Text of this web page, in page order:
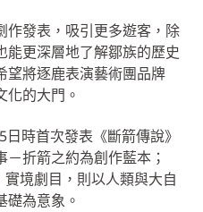
作發表，吸引更多遊客，除
能更深層地了解鄒族的歷史
望將逐鹿表演藝術團品牌
化的大門。
時首次發表《斷箭傳說》
折箭之約為創作藍本；
境劇目，則以人類與大自
礎為意象。